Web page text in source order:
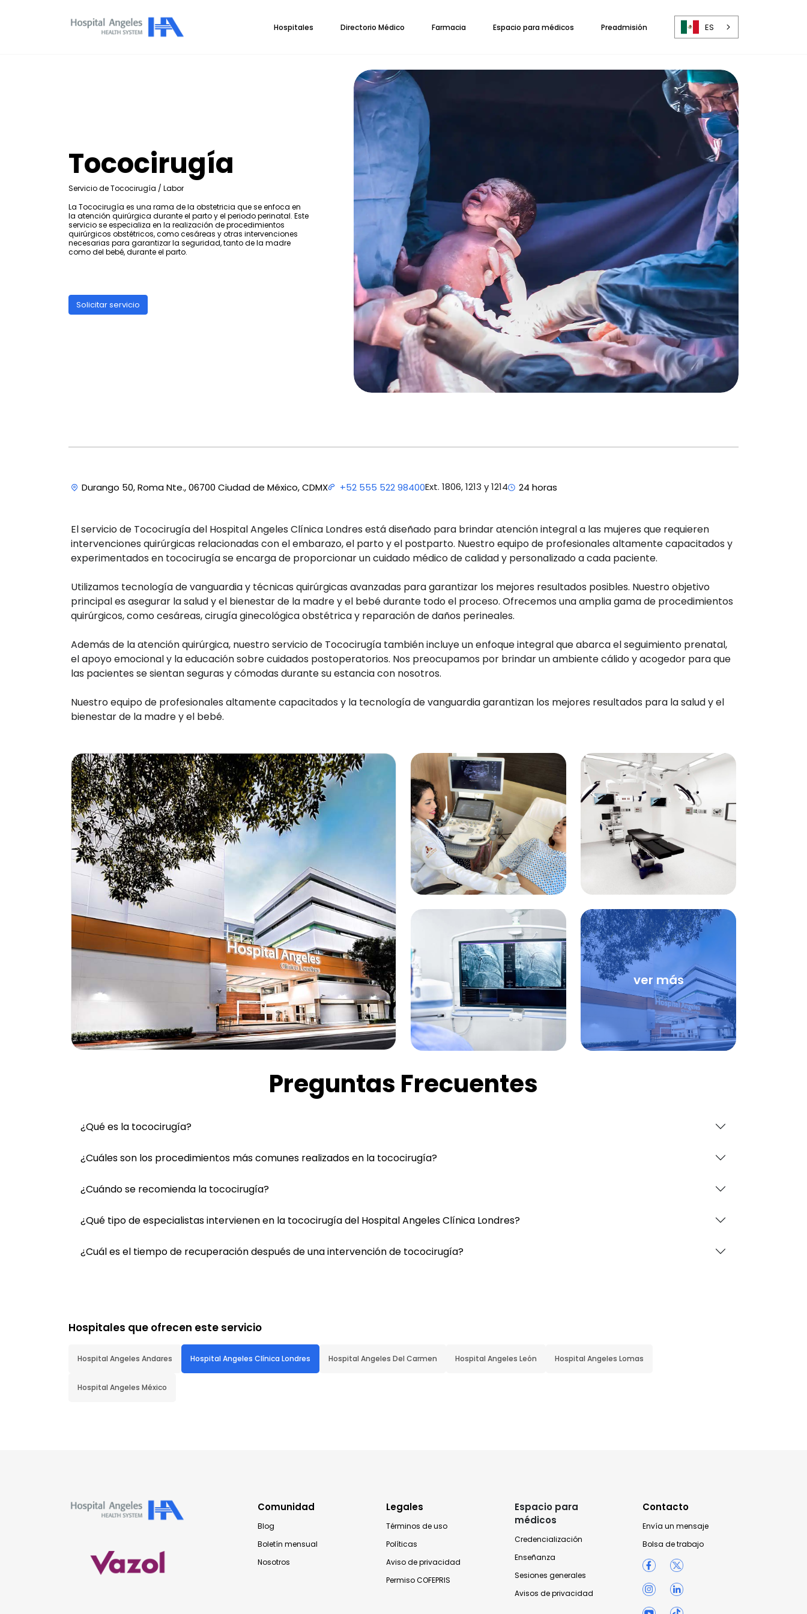
Hospitales Directorio Médico Farmacia Espacio para médicos Preadmisión ES
Tococirugía
Servicio de Tococirugía / Labor
La Tococirugía es una rama de la obstetricia que se enfoca en
la atención quirúrgica durante el parto y el periodo perinatal. Este
servicio se especializa en la realización de procedimientos
quirúrgicos obstétricos, como cesáreas y otras intervenciones
necesarias para garantizar la seguridad, tanto de la madre
como del bebé, durante el parto.
Solicitar servicio
Durango 50, Roma Nte., 06700 Ciudad de México, CDMX +52 555 522 98400Ext. 1806, 1213 y 1214 24 horas
El servicio de Tococirugía del Hospital Angeles Clínica Londres está diseñado para brindar atención integral a las mujeres que requieren
intervenciones quirúrgicas relacionadas con el embarazo, el parto y el postparto. Nuestro equipo de profesionales altamente capacitados y
experimentados en tococirugía se encarga de proporcionar un cuidado médico de calidad y personalizado a cada paciente.
Utilizamos tecnología de vanguardia y técnicas quirúrgicas avanzadas para garantizar los mejores resultados posibles. Nuestro objetivo
principal es asegurar la salud y el bienestar de la madre y el bebé durante todo el proceso. Ofrecemos una amplia gama de procedimientos
quirúrgicos, como cesáreas, cirugía ginecológica obstétrica y reparación de daños perineales.
Además de la atención quirúrgica, nuestro servicio de Tococirugía también incluye un enfoque integral que abarca el seguimiento prenatal,
el apoyo emocional y la educación sobre cuidados postoperatorios. Nos preocupamos por brindar un ambiente cálido y acogedor para que
las pacientes se sientan seguras y cómodas durante su estancia con nosotros.
Nuestro equipo de profesionales altamente capacitados y la tecnología de vanguardia garantizan los mejores resultados para la salud y el
bienestar de la madre y el bebé.
ver más
Preguntas Frecuentes
¿Qué es la tococirugía?
¿Cuáles son los procedimientos más comunes realizados en la tococirugía?
¿Cuándo se recomienda la tococirugía?
¿Qué tipo de especialistas intervienen en la tococirugía del Hospital Angeles Clínica Londres?
¿Cuál es el tiempo de recuperación después de una intervención de tococirugía?
Hospitales que ofrecen este servicio
Hospital Angeles Andares Hospital Angeles Clínica Londres Hospital Angeles Del Carmen Hospital Angeles León Hospital Angeles Lomas
Hospital Angeles México
Comunidad
Blog
Boletín mensual
Nosotros
Legales
Términos de uso
Políticas
Aviso de privacidad
Permiso COFEPRIS
Espacio para
médicos
Credencialización
Enseñanza
Sesiones generales
Avisos de privacidad
Contacto
Envía un mensaje
Bolsa de trabajo